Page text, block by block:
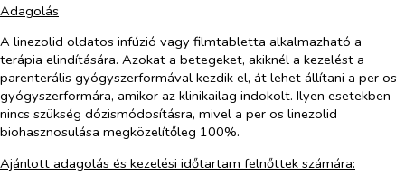
Adagolás
A linezolid oldatos infúzió vagy filmtabletta alkalmazható a
terápia elindítására. Azokat a betegeket, akiknél a kezelést a
parenterális gyógyszerformával kezdik el, át lehet állítani a per os
gyógyszerformára, amikor az klinikailag indokolt. Ilyen esetekben
nincs szükség dózismódosításra, mivel a per os linezolid
biohasznosulása megközelítőleg 100%.
Ajánlott adagolás és kezelési időtartam felnőttek számára: